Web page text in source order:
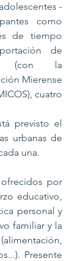
-
como
de tiempo
de
(con la
Mierense
cuatro
previsto el
urbanas de
una.
por
educativo,
personal y
familiar y la
Presente